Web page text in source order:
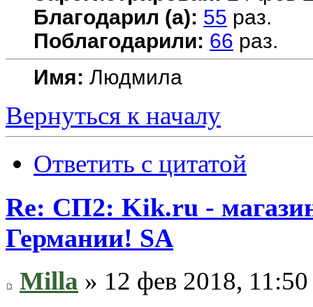
Благодарил (а): 55 раз.
Поблагодарили: 66 раз.
Имя: Людмила
Вернуться к началу
Ответить с цитатой
Re: СП2: Kik.ru -
Германии! SA
Milla » 12 фев 2018, 11:50